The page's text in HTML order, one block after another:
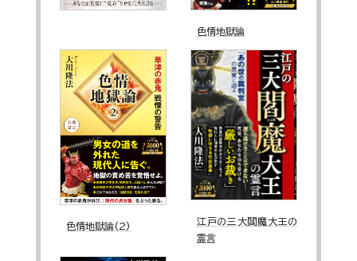
色情地獄論
色情地獄論(2)
江戸の三大閻魔大王の
霊言